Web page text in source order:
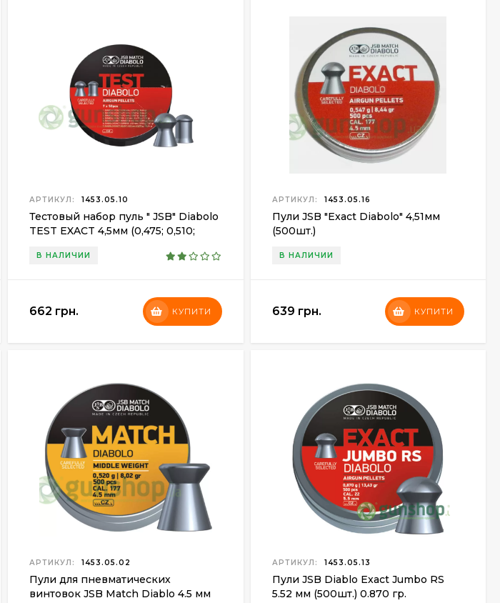
АРТИКУЛ: 1453.05.10
Тестовый набор пуль " JSB" Diabolo
TEST EXACT 4,5мм (0,475; 0,510;
В НАЛИЧИИ
662 грн. КУПИТИ
АРТИКУЛ: 1453.05.16
Пули JSB "Exact Diabolo" 4,51мм
(500шт.)
В НАЛИЧИИ
639 грн. КУПИТИ
АРТИКУЛ: 1453.05.02
Пули для пневматических
винтовок JSB Match Diablo 4.5 мм
АРТИКУЛ: 1453.05.13
Пули JSB Diablo Exact Jumbo RS
5.52 мм (500шт.) 0.870 гр.